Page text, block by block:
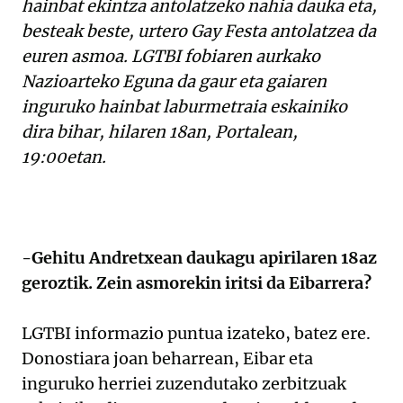
hainbat ekintza antolatzeko nahia dauka eta,
besteak beste, urtero Gay Festa antolatzea da
euren asmoa. LGTBI fobiaren aurkako
Nazioarteko Eguna da gaur eta gaiaren
inguruko hainbat laburmetraia eskainiko
dira bihar, hilaren 18an, Portalean,
19:00etan.
-Gehitu Andretxean daukagu apirilaren 18az
geroztik. Zein asmorekin iritsi da Eibarrera?
LGTBI informazio puntua izateko, batez ere.
Donostiara joan beharrean, Eibar eta
inguruko herriei zuzendutako zerbitzuak